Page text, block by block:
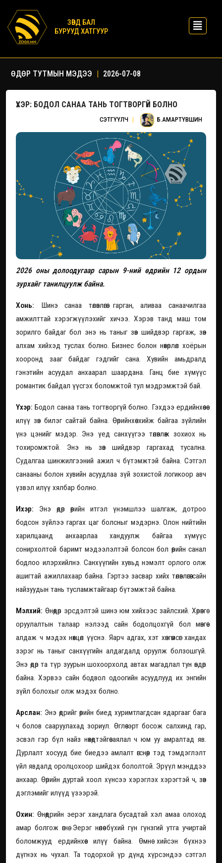
ЗӨВД БАЛ
БУРУУД ХАТГУУР
ӨДӨР ТУТМЫН МЭДЭЭ | 2026-07-08
ҮХЭР: БОДОЛ САНАА ТАНЬ ТОГТВОРГҮЙ БОЛНО
СЭТГҮҮЛЧ | Б.АМАРТҮВШИН
2026 оны долоодугаар сарын 9-ний өдрийн 12 ордын
зурхайг танилцуулж байна.
Хонь: Шинэ санаа төлөвлөгөө гарган, аливаа санаачилгаа
амжилттай хэрэгжүүлэхийг хичээ. Хэрэв танд маш том
зорилго байдаг бол энэ нь таныг зөв шийдвэр гаргаж, зөв
алхам хийхэд туслах болно. Бизнес болон нөхөрлөл хоёрын
хооронд зааг байдаг гэдгийг сана. Хувийн амьдралд
гэнэтийн асуудал анхаарал шаардана. Ганц бие хүмүүс
романтик байдал үүсгэх боломжтой тул мэдрэмжтэй бай.
Үхэр: Бодол санаа тань тогтворгүй болно. Гэхдээ ердийнхөөсөө
илүү зөн билэг сайтай байна. Өөрийнхөө хийж байгаа зүйлийн
үнэ цэнийг мэдэр. Энэ үед санхүүгээ төлөвлөж зохиох нь
тохиромжтой. Энэ нь зөв шийдвэр гаргахад тусална.
Судалгаа шинжилгээний ажил ч бүтэмжтэй байна. Сэтгэл
санааны болон хувийн асуудлаа зүй зохистой логикоор авч
үзвэл илүү хялбар болно.
Ихэр: Энэ өдөр өөрийн итгэл үнэмшлээ шалгаж, дотроо
бодсон зүйлээ гаргах цаг болсныг мэдэрнэ. Олон нийтийн
харилцаанд анхаарлаа хандуулж байгаа хүмүүс
сонирхолтой баримт мэдээлэлтэй болсон бол өөрийн санал
бодлоо илэрхийлнэ. Санхүүгийн хувьд нэмэлт орлого олж
ашигтай ажиллахаар байна. Гэртээ засвар хийх төлөвлөгөө сайн
найзуудын тань тусламжтайгаар бүтэмжтэй байна.
Мэлхий: Өнөөдөр эрсдэлтэй шинэ юм хийхээс зайлсхий. Хөрөнгө
оруулалтын талаар нэлээд сайн бодолцохгүй бол мөнгөө
алдаж ч мэдэх нөхцөл үүснэ. Яарч адгах, хэт хөнгөмсөг хандах
зэрэг нь таныг санхүүгийн алдагдалд оруулж болзошгүй.
Энэ өдөр та түр зуурын шохоорхолд автах магадлал тун өндөр
байна. Хэрвээ сайн бодвол одоогийн асуудлууд их энгийн
зүйл болохыг олж мэдэх болно.
Арслан: Энэ өдрийг өөрийн биед хуримтлагдсан ядаргааг бага
ч болов сааруулахад зориул. Өглөө эрт босож салхинд гар,
эсвэл гэр бүл найз нөхөдтэйгөө аялал ч юм уу амралтад яв.
Дурлалт хосууд бие биедээ амлалт өгснөөр тэд тэмдэглэлт
үйл явдалд оролцохоор шийдэх бололтой. Эрүүл мэнддээ
анхаар. Өөрийн дуртай хоол хүнсээ хэрэглэх хэрэгтэй ч, зөв
дэглэмийг илүүд үзээрэй.
Охин: Өнөөдрийн эерэг хандлага бусадтай хэл амаа олоход
амар болгож өгнө. Эерэг нөлөө бүхий гүн гүнзгий утга учиртай
боломжууд ердийнхөөс илүү байна. Өмнө хийсэн бүхнээ
дүгнэх нь чухал. Та тодорхой үр дүнд хүрсэндээ сэтгэл